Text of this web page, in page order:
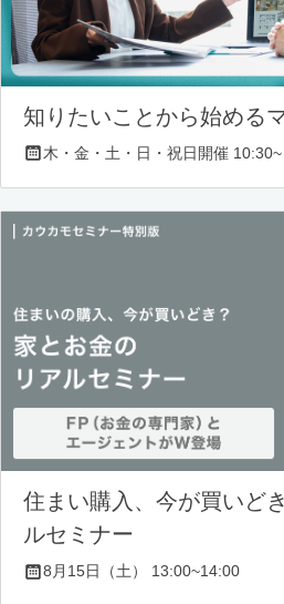
知りたいことから始める
住まい購入、今が買いど
ルセミナー
8月15日（土） 13:00~14:00